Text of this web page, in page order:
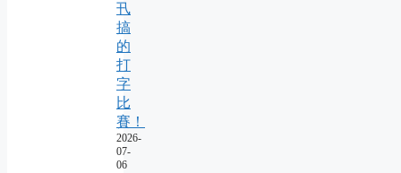
卂
搞
的
打
字
比
賽！
2026-
07-
06